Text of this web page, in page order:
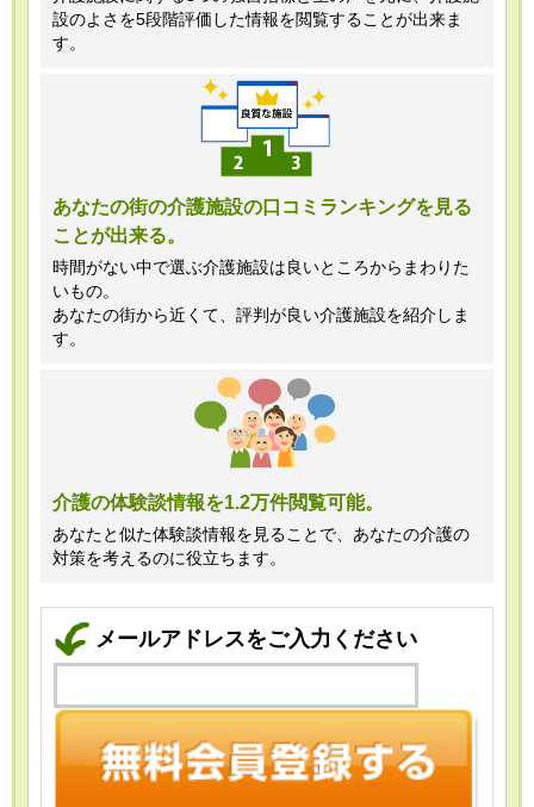
株式会社クリエイターズネクスト個人情
報保護管理者 窪田望
TEL:0120-21-7070
（受付時間 10時～19時 土日祝日除
く・営業のお電話はお断りいたします）
設のよさを5段階評価した情報を閲覧することが出来ま
す。
あなたの街の介護施設の口コミランキングを見る
ことが出来る。
時間がない中で選ぶ介護施設は良いところからまわりた
いもの。
あなたの街から近くて、評判が良い介護施設を紹介しま
す。
介護の体験談情報を1.2万件閲覧可能。
あなたと似た体験談情報を見ることで、あなたの介護の
対策を考えるのに役立ちます。
メールアドレスをご入力ください